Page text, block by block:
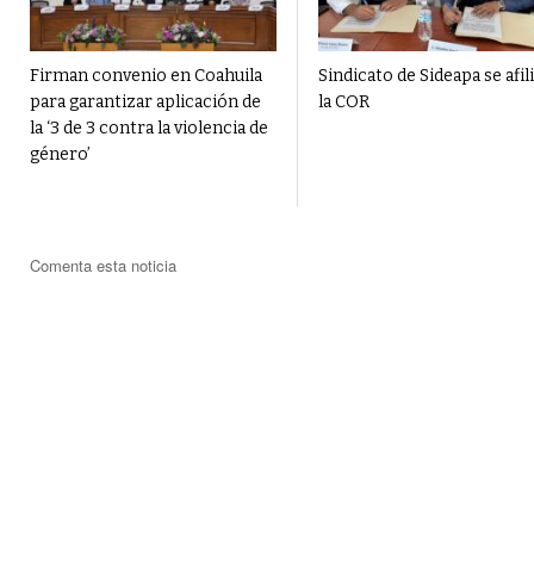
Firman convenio en Coahuila
para garantizar aplicación de
la ‘3 de 3 contra la violencia de
género’
Sindicato de Sideapa se
la COR
Comenta esta noticia